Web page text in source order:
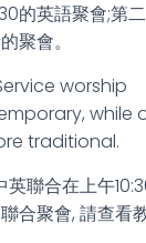
的英語聚會;第二
聚會。
worship
while
traditional.
英聯合在上午
合聚會, 請查看